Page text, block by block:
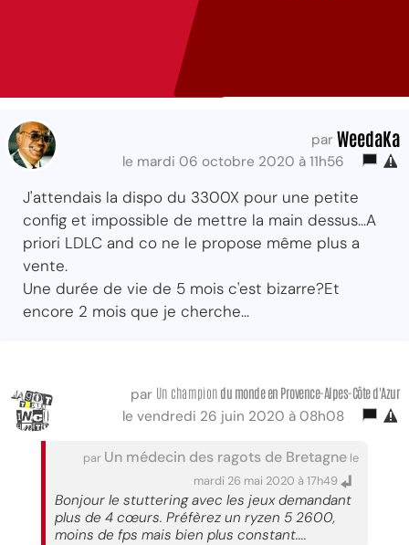
par WeedaKa
le mardi 06 octobre 2020 à 11h56
J'attendais la dispo du 3300X pour une petite
config et impossible de mettre la main dessus...A
priori LDLC and co ne le propose même plus a
vente.
Une durée de vie de 5 mois c'est bizarre?Et
encore 2 mois que je cherche...
par Un champion du mondeen Provence-Alpes-Côte d'Azur
le vendredi 26 juin 2020 à 08h08
par Un médecin des ragots de Bretagne le
mardi 26 mai 2020 à 17h49
Bonjour le stuttering avec les jeux demandant
plus de 4 cœurs. Préfèrez un ryzen 5 2600,
moins de fps mais bien plus constant....